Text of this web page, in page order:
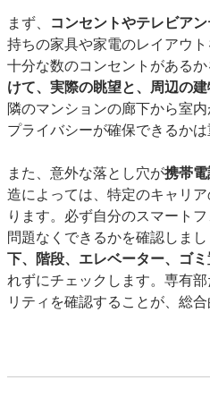
まず、 コンセントやテレビア
持ちの家具や家電のレイアウ
十分な数のコンセントがあるか
けて、実際の眺望と、周辺の
隣のマンションの廊下から室
プライバシーが確保できるかは
また、意外な落とし穴が携帯
造によっては、特定のキャリ
ります。必ず自分のスマート
問題なくできるかを確認しまし
下、階段、エレベーター、ゴ
れずにチェックします。専有
リティを確認することが、総